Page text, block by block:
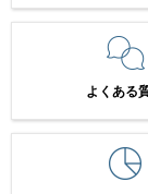
よくある